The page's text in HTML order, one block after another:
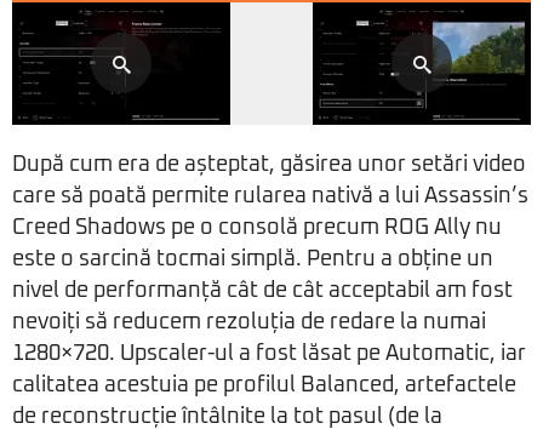
După cum era de așteptat, găsirea unor setări video
care să poată permite rularea nativă a lui Assassin’s
Creed Shadows pe o consolă precum ROG Ally nu
este o sarcină tocmai simplă. Pentru a obține un
nivel de performanță cât de cât acceptabil am fost
nevoiți să reducem rezoluția de redare la numai
1280×720. Upscaler-ul a fost lăsat pe Automatic, iar
calitatea acestuia pe profilul Balanced, artefactele
de reconstrucție întâlnite la tot pasul (de la